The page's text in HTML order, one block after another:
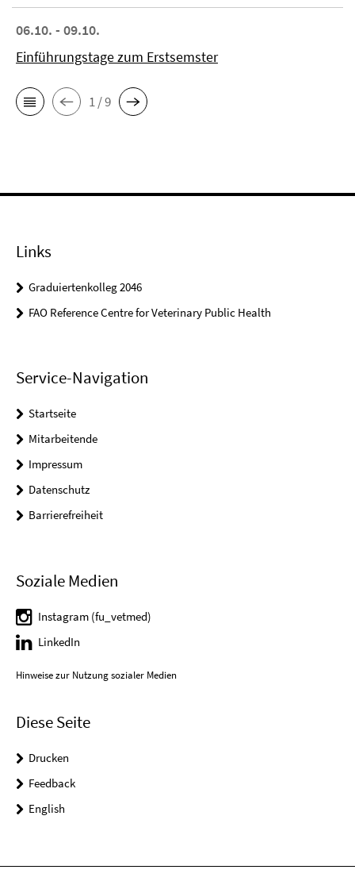
06.10. - 09.10.
Einführungstage zum Erstsemster
1 / 9
Links
Graduiertenkolleg 2046
FAO Reference Centre for Veterinary Public Health
Service-Navigation
Startseite
Mitarbeitende
Impressum
Datenschutz
Barrierefreiheit
Soziale Medien
Instagram (fu_vetmed)
LinkedIn
Hinweise zur Nutzung sozialer Medien
Diese Seite
Drucken
Feedback
English